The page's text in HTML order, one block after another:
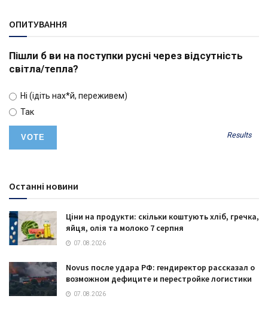
ОПИТУВАННЯ
Пішли б ви на поступки русні через відсутність
світла/тепла?
Ні (ідіть нах*й, переживем)
Так
Results
Останні новини
Ціни на продукти: скільки коштують хліб, гречка,
яйця, олія та молоко 7 серпня
07.08.2026
Novus после удара РФ: гендиректор рассказал о
возможном дефиците и перестройке логистики
07.08.2026